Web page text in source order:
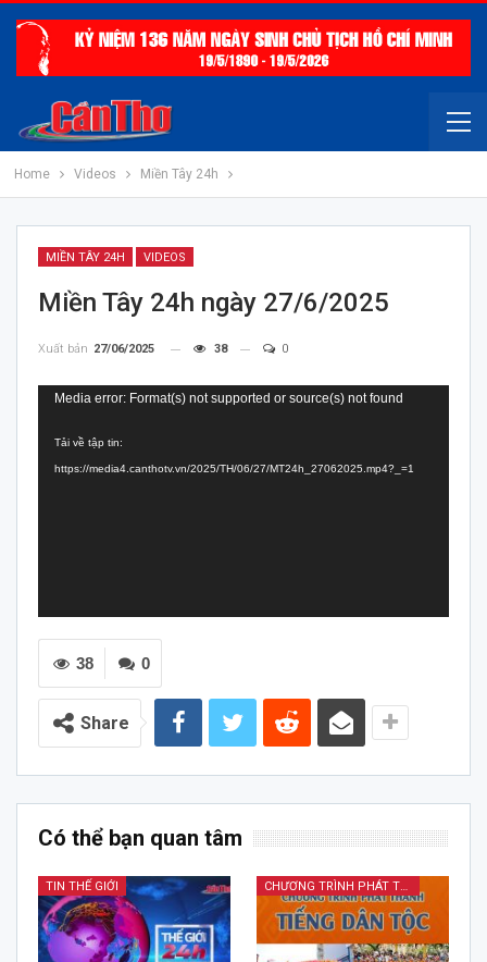
Home Videos Miền Tây 24h
MIỀN TÂY 24H VIDEOS
Miền Tây 24h ngày 27/6/2025
Xuất bản 27/06/2025 38 0
Trình
Video
Media error: Format(s) not supported or source(s) not found
Tải về tập tin:
https://media4.canthotv.vn/2025/TH/06/27/MT24h_27062025.mp4?_=1
0
38
Share
Có thể bạn quan tâm
TIN THẾ GIỚI CHƯƠNG TRÌNH PHÁT THANH TIẾNG DÂN TỘC